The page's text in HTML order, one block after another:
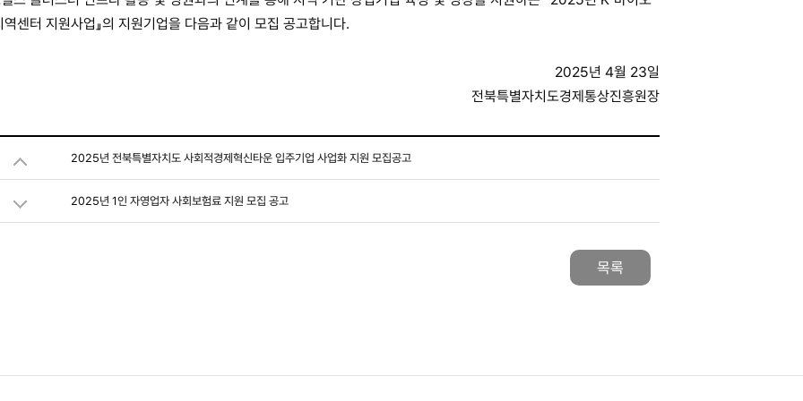
역센터 지원사업』의 지원기업을 다음과 같이 모집 공고합니다.
2025년 4월 23일
전북특별자치도경제통상진흥원장
2025년 전북특별자치도 사회적경제혁신타운 입주기업 사업화 지원 모집공고
2025년 1인 자영업자 사회보험료 지원 모집 공고
목록